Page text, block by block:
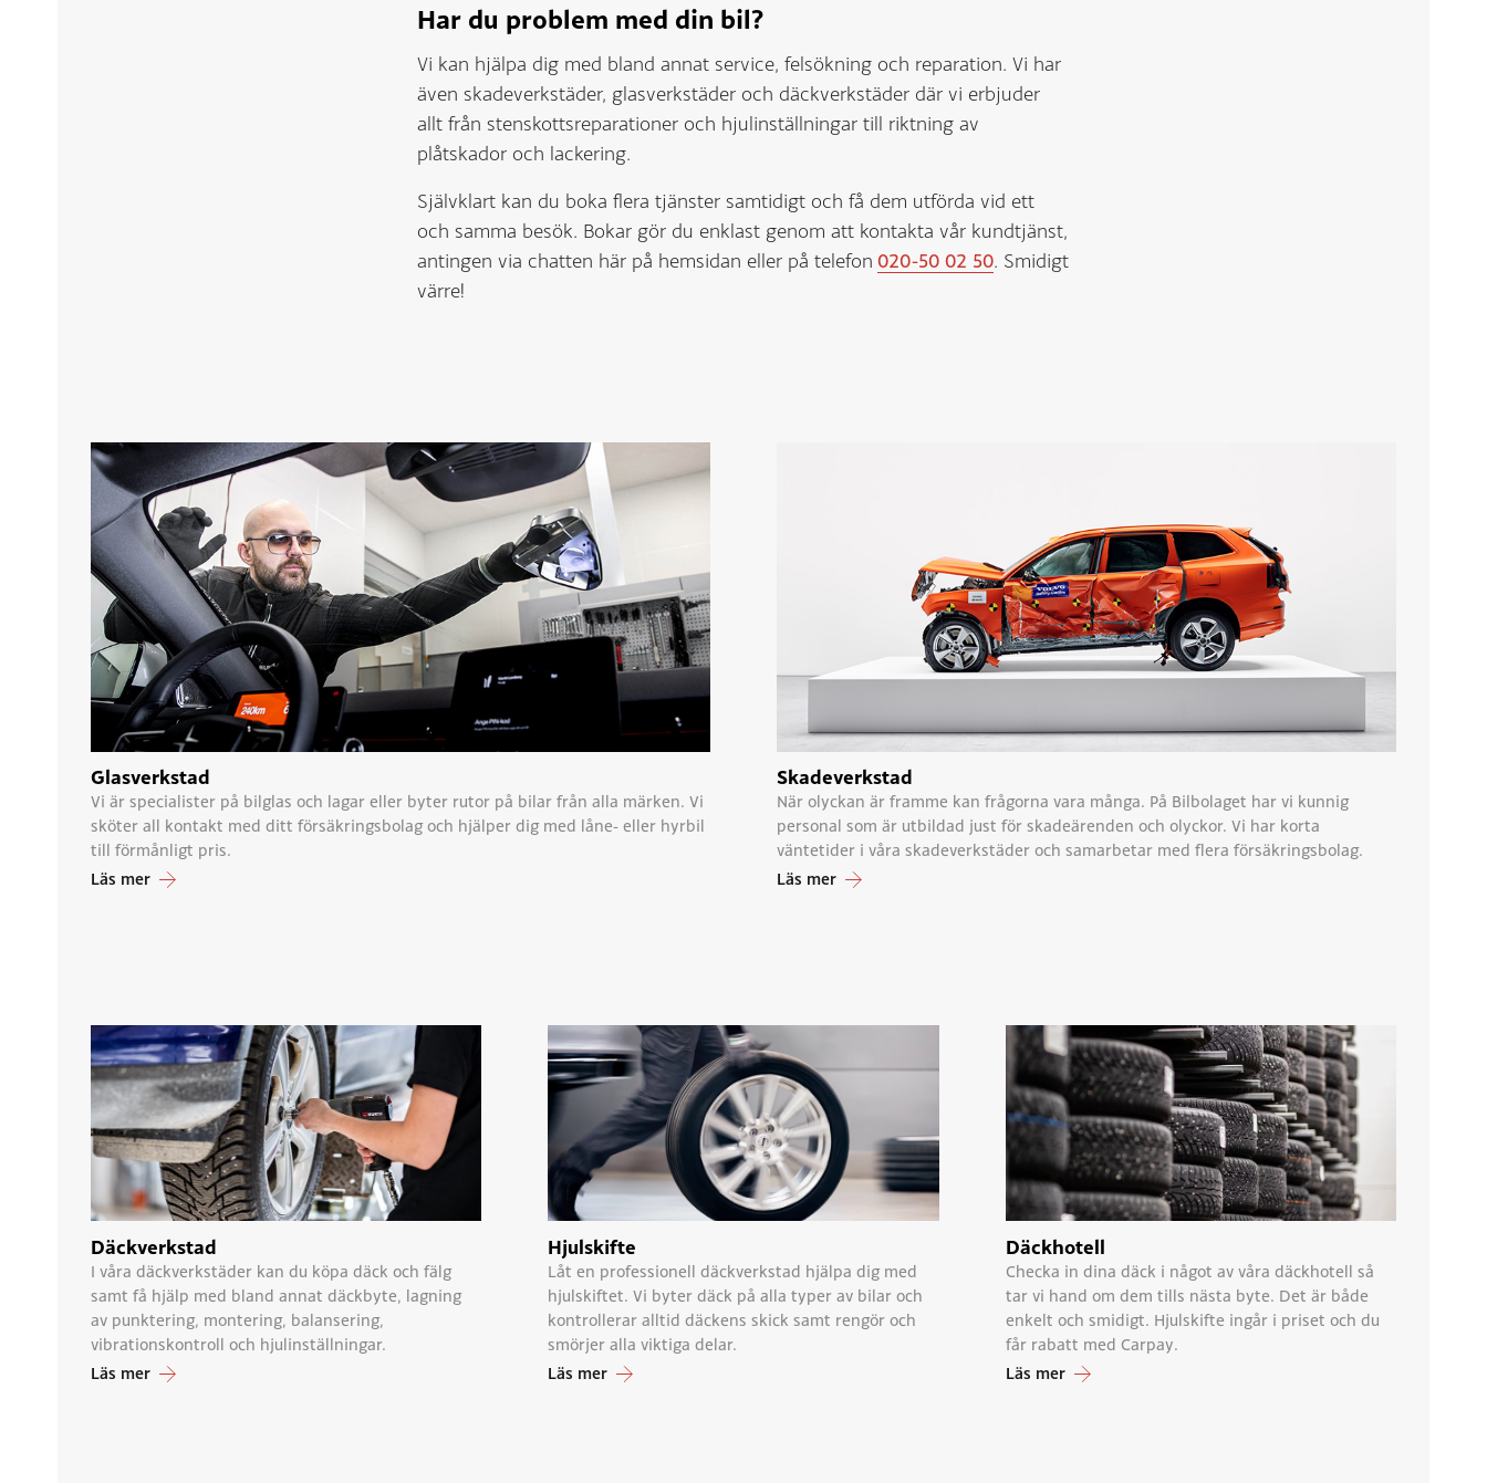
Har du problem med din bil?
Vi kan hjälpa dig med bland annat service, felsökning och reparation. Vi har
även skadeverkstäder, glasverkstäder och däckverkstäder där vi erbjuder
allt från stenskottsreparationer och hjulinställningar till riktning av
plåtskador och lackering.
Självklart kan du boka flera tjänster samtidigt och få dem utförda vid ett
och samma besök. Bokar gör du enklast genom att kontakta vår kundtjänst,
antingen via chatten här på hemsidan eller på telefon 020-50 02 50. Smidigt
värre!
Glasverkstad
Vi är specialister på bilglas och lagar eller byter rutor på bilar från alla märken. Vi
sköter all kontakt med ditt försäkringsbolag och hjälper dig med låne- eller hyrbil
till förmånligt pris.
Läs mer
Skadeverkstad
När olyckan är framme kan frågorna vara många. På Bilbolaget har vi kunnig
personal som är utbildad just för skadeärenden och olyckor. Vi har korta
väntetider i våra skadeverkstäder och samarbetar med flera försäkringsbolag.
Läs mer
Däckverkstad
I våra däckverkstäder kan du köpa däck och fälg
samt få hjälp med bland annat däckbyte, lagning
av punktering, montering, balansering,
vibrationskontroll och hjulinställningar.
Läs mer
Hjulskifte
Låt en professionell däckverkstad hjälpa dig med
hjulskiftet. Vi byter däck på alla typer av bilar och
kontrollerar alltid däckens skick samt rengör och
smörjer alla viktiga delar.
Läs mer
Däckhotell
Checka in dina däck i något av våra däckhotell så
tar vi hand om dem tills nästa byte. Det är både
enkelt och smidigt. Hjulskifte ingår i priset och du
får rabatt med Carpay.
Läs mer